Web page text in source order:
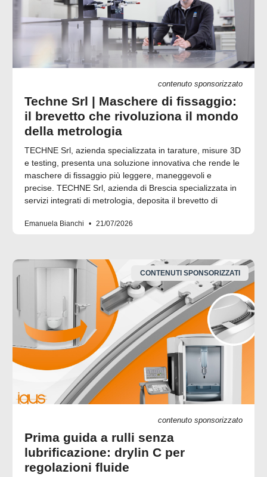
contenuto sponsorizzato
Techne Srl | Maschere di fissaggio:
il brevetto che rivoluziona il mondo
della metrologia
TECHNE Srl, azienda specializzata in tarature, misure 3D
e testing, presenta una soluzione innovativa che rende le
maschere di fissaggio più leggere, maneggevoli e
precise. TECHNE Srl, azienda di Brescia specializzata in
servizi integrati di metrologia, deposita il brevetto di
Emanuela Bianchi 21/07/2026
CONTENUTI SPONSORIZZATI
contenuto sponsorizzato
Prima guida a rulli senza
lubrificazione: drylin C per
regolazioni fluide